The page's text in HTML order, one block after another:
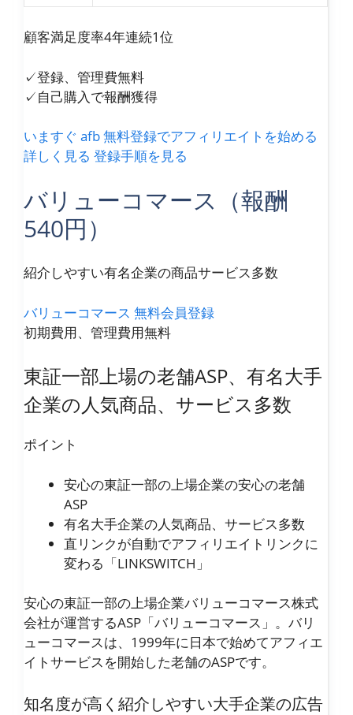
顧客満足度率4年連続1位
✓登録、管理費無料
✓自己購入で報酬獲得
いますぐ afb 無料登録でアフィリエイトを始める
詳しく見る 登録手順を見る
バリューコマース（報酬
540円）
紹介しやすい有名企業の商品サービス多数
バリューコマース 無料会員登録
初期費用、管理費用無料
東証一部上場の老舗ASP、有名大手
企業の人気商品、サービス多数
ポイント
安心の東証一部の上場企業の安心の老舗
ASP
有名大手企業の人気商品、サービス多数
直リンクが自動でアフィリエイトリンクに
変わる「LINKSWITCH」
安心の東証一部の上場企業バリューコマース株式
会社が運営するASP「バリューコマース」。バリ
ューコマースは、1999年に日本で始めてアフィエ
イトサービスを開始した老舗のASPです。
知名度が高く紹介しやすい大手企業の広告